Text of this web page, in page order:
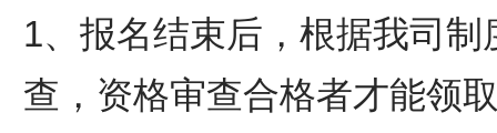
1、报名结束后，根据我司
查，资格审查合格者才能领